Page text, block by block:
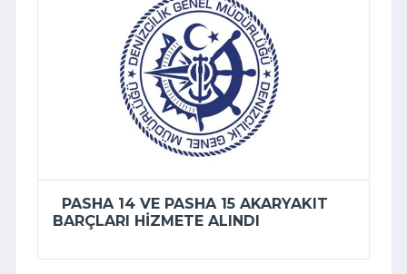
PASHA 14 VE PASHA 15 AKARYAKIT
BARÇLARI HIZMETE ALINDI